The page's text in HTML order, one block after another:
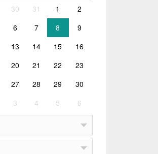
30 31 1
2
6 7 8
9
13 14 15
16
20 21 22
23
27 28 29
30
3 4 5 6